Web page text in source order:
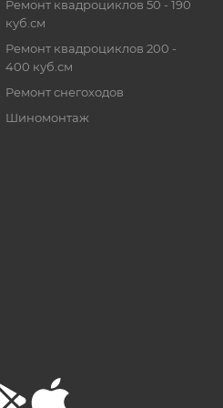
Ремонт квадроциклов 50 - 190
куб.см
Ремонт квадроциклов 200 -
400 куб.см
Ремонт снегоходов
Шиномонтаж